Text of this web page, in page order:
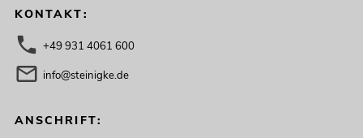
KONTAKT:
+49 931 4061 600
info@steinigke.de
ANSCHRIFT: